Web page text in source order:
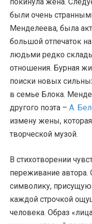
были очень
Менделеева, была
большой отпечаток
людьми редко
отношения. Бурная
поиски новых
в семье Блока.
другого поэта – А.
измену жены,
творческой музой.
В стихотворении
переживание
символику, присущую
каждой строчкой
человека. Образ